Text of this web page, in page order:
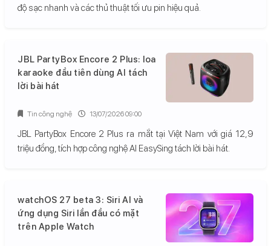
độ sạc nhanh và các thủ thuật tối ưu pin hiệu quả.
JBL PartyBox Encore 2 Plus: loa
karaoke đầu tiên dùng AI tách
lời bài hát
JBL PartyBox Encore 2 Plus ra mắt tại Việt Nam với giá 12,9
triệu đồng, tích hợp công nghệ AI EasySing tách lời bài hát.
Tin công nghệ 13/07/2026 09:00
watchOS 27 beta 3: Siri AI và
ứng dụng Siri lần đầu có mặt
trên Apple Watch